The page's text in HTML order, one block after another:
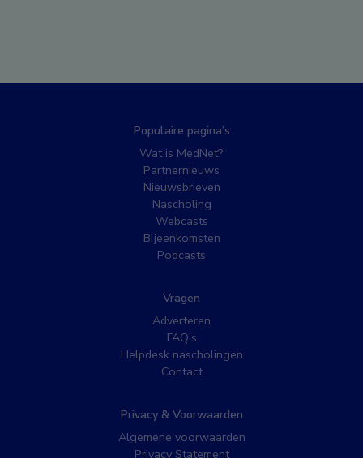
Populaire pagina’s
Wat is MedNet?
Partnernieuws
Nieuwsbrieven
Nascholing
Webcasts
Bijeenkomsten
Podcasts
Vragen
Adverteren
FAQ’s
Helpdesk nascholingen
Contact
Privacy & Voorwaarden
Algemene voorwaarden
Privacy Statement